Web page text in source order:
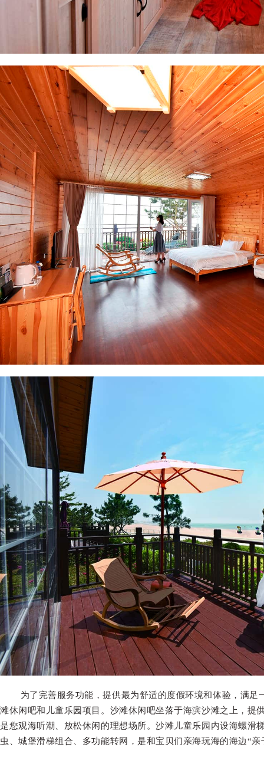
为了完善服务功能，提供最为舒适的度假环境和体验，满
滩休闲吧和儿童乐园项目。 沙滩休闲吧坐落于海滨沙滩之上，提
是您观海听潮、放松休闲的理想场所。沙滩儿童乐园内设海螺滑
虫、城堡滑梯组合、多功能转网，是和宝贝们亲海玩海的海边“